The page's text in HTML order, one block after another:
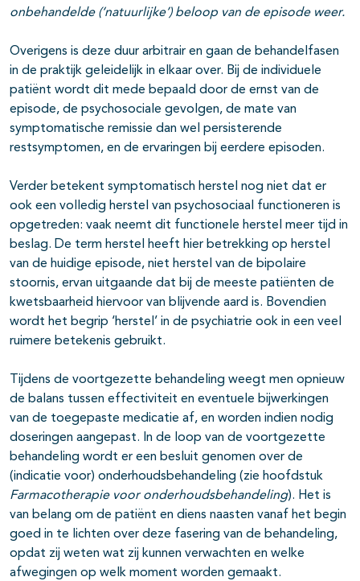
onbehandelde (‘natuurlijke’) beloop van de episode weer.
Overigens is deze duur arbitrair en gaan de behandelfasen
in de praktijk geleidelijk in elkaar over. Bij de individuele
patiënt wordt dit mede bepaald door de ernst van de
episode, de psychosociale gevolgen, de mate van
symptomatische remissie dan wel persisterende
restsymptomen, en de ervaringen bij eerdere episoden.
Verder betekent symptomatisch herstel nog niet dat er
ook een volledig herstel van psychosociaal functioneren is
opgetreden: vaak neemt dit functionele herstel meer tijd in
beslag. De term herstel heeft hier betrekking op herstel
van de huidige episode, niet herstel van de bipolaire
stoornis, ervan uitgaande dat bij de meeste patiënten de
kwetsbaarheid hiervoor van blijvende aard is. Bovendien
wordt het begrip ‘herstel’ in de psychiatrie ook in een veel
ruimere betekenis gebruikt.
Tijdens de voortgezette behandeling weegt men opnieuw
de balans tussen effectiviteit en eventuele bijwerkingen
van de toegepaste medicatie af, en worden indien nodig
doseringen aangepast. In de loop van de voortgezette
behandeling wordt er een besluit genomen over de
(indicatie voor) onderhoudsbehandeling (zie hoofdstuk
Farmacotherapie voor onderhoudsbehandeling). Het is
van belang om de patiënt en diens naasten vanaf het begin
goed in te lichten over deze fasering van de behandeling,
opdat zij weten wat zij kunnen verwachten en welke
afwegingen op welk moment worden gemaakt.